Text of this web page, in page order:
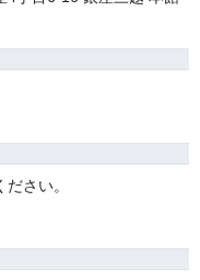
さい。